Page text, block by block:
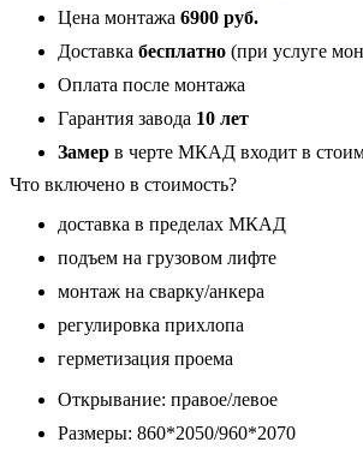
Лиственница
Цена монтажа 6900 руб.
Доставка бесплатно (при услуге
Оплата после монтажа
Гарантия завода 10 лет
Замер в черте МКАД входит в
Что включено в стоимость?
доставка в пределах МКАД
подъем на грузовом лифте
монтаж на сварку/анкера
регулировка прихлопа
герметизация проема
Открывание: правое/левое
Размеры: 860*2050/960*2070